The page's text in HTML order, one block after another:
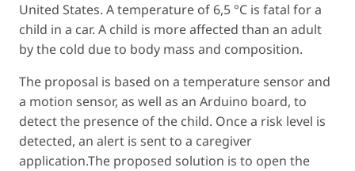
United States. A temperature of 6,5 °C is fatal for a
child in a car. A child is more affected than an adult
by the cold due to body mass and composition.
The proposal is based on a temperature sensor and
a motion sensor, as well as an Arduino board, to
detect the presence of the child. Once a risk level is
detected, an alert is sent to a caregiver
application.The proposed solution is to open the